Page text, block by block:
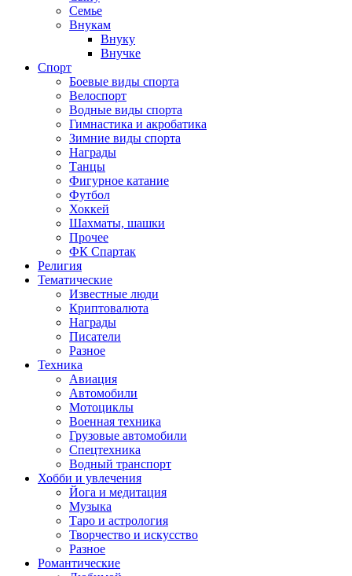
Семье
Внукам
Внуку
Внучке
Спорт
Боевые виды спорта
Велоспорт
Водные виды спорта
Гимнастика и акробатика
Зимние виды спорта
Награды
Танцы
Фигурное катание
Футбол
Хоккей
Шахматы, шашки
Прочее
ФК Спартак
Религия
Тематические
Известные люди
Криптовалюта
Награды
Писатели
Разное
Техника
Авиация
Автомобили
Мотоциклы
Военная техника
Грузовые автомобили
Спецтехника
Водный транспорт
Хобби и увлечения
Йога и медитация
Музыка
Таро и астрология
Творчество и искусство
Разное
Романтические